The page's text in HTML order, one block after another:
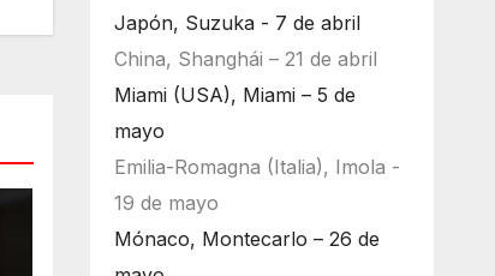
Japón, Suzuka - 7 de abril
China, Shanghái – 21 de abril
Miami (USA), Miami – 5 de
mayo
Emilia-Romagna (Italia), Imola -
19 de mayo
Mónaco, Montecarlo – 26 de